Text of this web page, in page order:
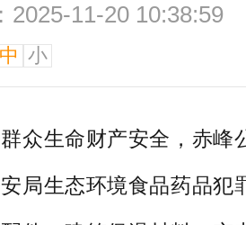
2025-11-20 10:38:59
中 小
生命财产安全，赤峰
局生态环境食品药品犯